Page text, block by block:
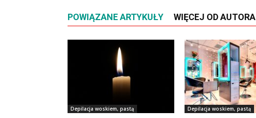
POWIĄZANE ARTYKUŁY WIĘCEJ OD AUTORA
Depilacja woskiem, pastą Depilacja woskiem, pastą